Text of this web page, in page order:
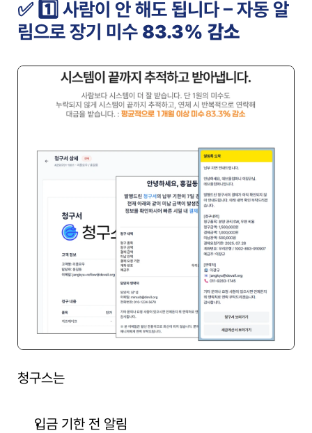
✅ 1️⃣ 사람이 안 해도 됩니다 – 자동 알
림으로 장기 미수 83.3% 감소
청구스는
입금 기한 전 알림